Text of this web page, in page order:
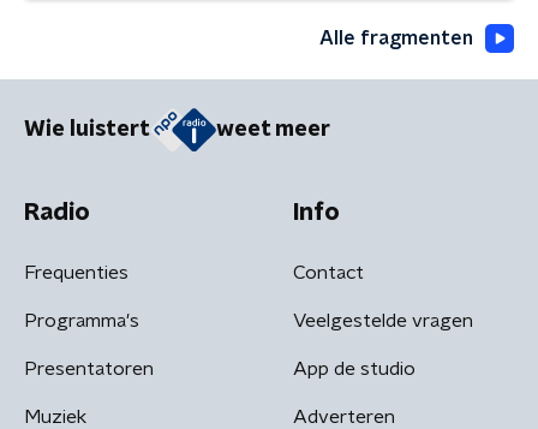
Alle fragmenten
Wie luistert weet meer
Radio
Frequenties
Programma's
Presentatoren
Muziek
Info
Contact
Veelgestelde vragen
App de studio
Adverteren